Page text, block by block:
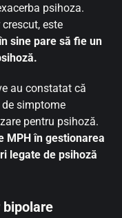
psihoza.
este
sine pare să fie un
au constatat că
simptome
pentru psihoză.
MPH în gestionarea
legate de psihoză